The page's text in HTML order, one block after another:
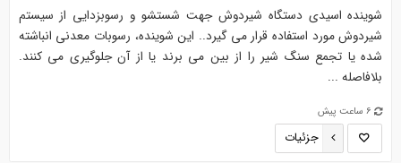
شوینده اسیدی دستگاه شیردوش جهت شستشو و رسوبزدایی از سیستم
شیردوش مورد استفاده قرار می گیرد.. این شوینده، رسوبات معدنی انباشته
شده یا تجمع سنگ شیر را از بین می برند یا از آن جلوگیری می کنند.
بلافاصله ...
6 ساعت پیش
جزئیات